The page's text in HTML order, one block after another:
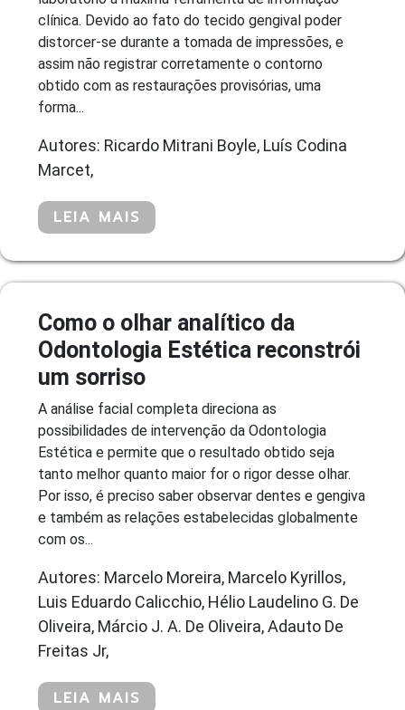
clínica. Devido ao fato do tecido gengival poder
distorcer-se durante a tomada de impressões, e
assim não registrar corretamente o contorno
obtido com as restaurações provisórias, uma
forma...
Autores: Ricardo Mitrani Boyle, Luís Codina
Marcet,
LEIA MAIS
Como o olhar analítico da
Odontologia Estética reconstrói
um sorriso
A análise facial completa direciona as
possibilidades de intervenção da Odontologia
Estética e permite que o resultado obtido seja
tanto melhor quanto maior for o rigor desse olhar.
Por isso, é preciso saber observar dentes e gengiva
e também as relações estabelecidas globalmente
com os...
Autores: Marcelo Moreira, Marcelo Kyrillos,
Luis Eduardo Calicchio, Hélio Laudelino G. De
Oliveira, Márcio J. A. De Oliveira, Adauto De
Freitas Jr,
LEIA MAIS